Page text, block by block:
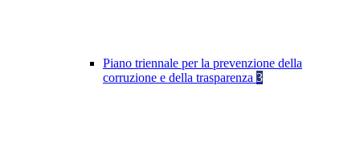
Piano triennale per la prevenzione della
corruzione e della trasparenza 3